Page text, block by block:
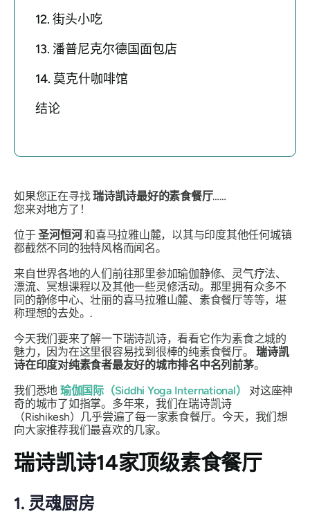
12. 街头小吃
13. 潘普尼克尔德国面包店
14. 莫克什咖啡馆
结论
如果您正在寻找瑞诗凯诗最好的素食餐厅……
您来对地方了！
位于圣河恒河和喜马拉雅山麓，以其与印度其他任何城镇
都截然不同的独特风格而闻名。
来自世界各地的人们前往那里参加瑜伽静修、灵气疗法、
漂流、冥想课程以及其他一些灵修活动。那里拥有众多不
同的静修中心、壮丽的喜马拉雅山麓、素食餐厅等等，堪
称理想的去处。.
今天我们要来了解一下瑞诗凯诗，看看它作为素食之城的
魅力，因为在这里很容易找到很棒的纯素食餐厅。瑞诗凯
诗在印度对纯素食者最友好的城市排名中名列前茅。
我们悉地 瑜伽国际（Siddhi Yoga International）
对这座神
奇的城市了如指掌。多年来，我们在瑞诗凯诗
（Rishikesh）几乎尝遍了每一家素食餐厅。今天，我们想
向大家推荐我们最喜欢的几家。
瑞诗凯诗14家顶级素食餐厅
1. 灵魂厨房